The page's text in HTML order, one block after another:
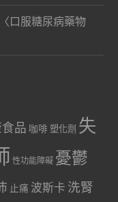
口服糖尿病藥物
品 咖啡 塑化劑 失
性功能障礙 憂鬱
止痛 波斯卡 洗腎